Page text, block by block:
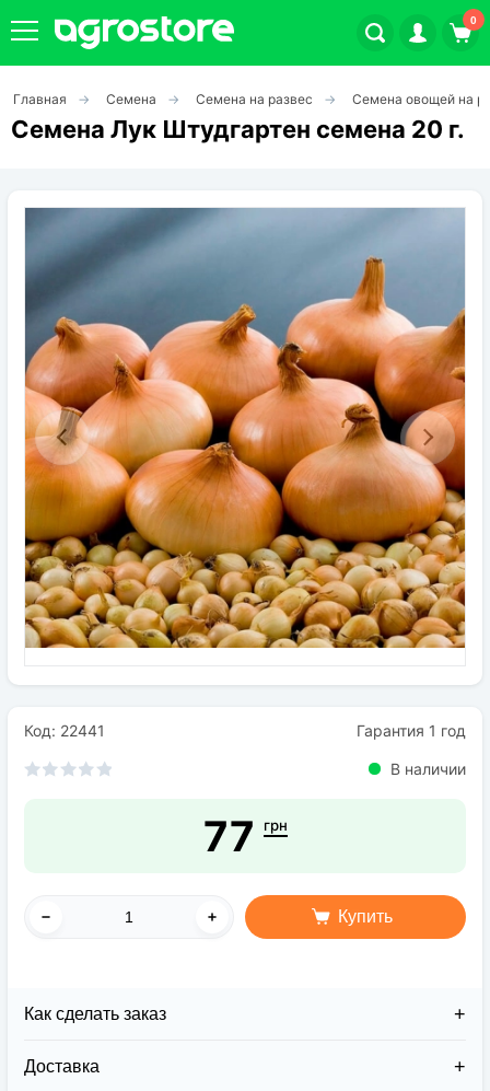
0
Плодовые кустарники
Декоративные растения
Травы
Овощи (на посадку)
Штамбовые ягодные кусты
Семена
Удобрения
Главная Семена Семена на развес Семена овощей на
Семена Лук Штудгартен семена 20 г.
Код: 22441 Гарантия 1 год
В наличии
77 грн
Купить
Как сделать заказ
Доставка